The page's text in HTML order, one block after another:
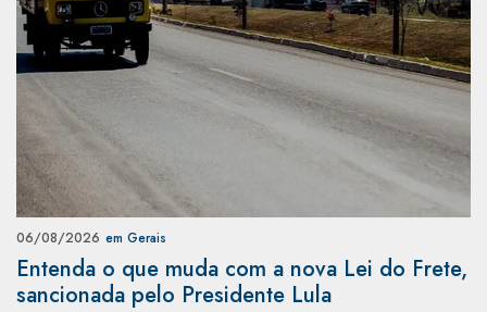
06/08/2026 em Gerais
Entenda o que muda com a nova Lei do Frete,
sancionada pelo Presidente Lula